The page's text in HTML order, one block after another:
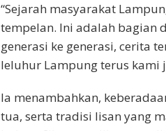
“Sejarah masyarakat
tempelan. Ini adalah bagian
generasi ke generasi, cerita
leluhur Lampung terus kami
Ia menambahkan,
tua, serta tradisi lisan yang